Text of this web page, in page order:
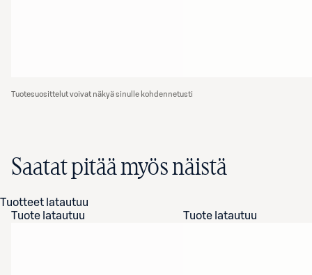
Tuotesuosittelut voivat näkyä sinulle kohdennetusti
Saatat pitää myös näistä
Tuotteet latautuu
Tuote latautuu
Tuote latautuu